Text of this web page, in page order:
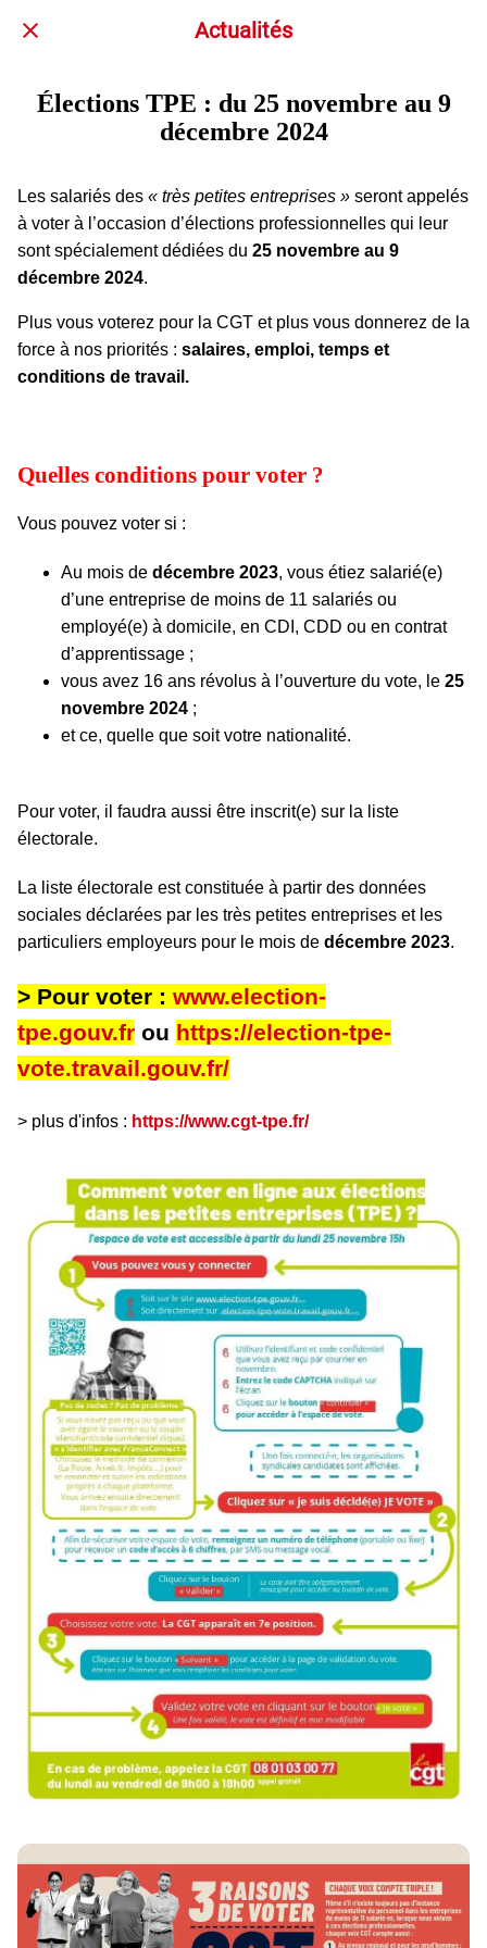
Actualités
Élections TPE : du 25 novembre au 9
décembre 2024
Les salariés des « très petites entreprises » seront appelés
à voter à l’occasion d’élections professionnelles qui leur
sont spécialement dédiées du 25 novembre au 9
décembre 2024.
Plus vous voterez pour la CGT et plus vous donnerez de la
force à nos priorités : salaires, emploi, temps et
conditions de travail.
Quelles conditions pour voter ?
Vous pouvez voter si :
Au mois de décembre 2023, vous étiez salarié(e)
d’une entreprise de moins de 11 salariés ou
employé(e) à domicile, en CDI, CDD ou en contrat
d’apprentissage ;
vous avez 16 ans révolus à l’ouverture du vote, le 25
novembre 2024 ;
et ce, quelle que soit votre nationalité.
Pour voter, il faudra aussi être inscrit(e) sur la liste
électorale.
La liste électorale est constituée à partir des données
sociales déclarées par les très petites entreprises et les
particuliers employeurs pour le mois de décembre 2023.
> Pour voter : www.election-
tpe.gouv.fr ou https://election-tpe-
vote.travail.gouv.fr/
> plus d'infos : https://www.cgt-tpe.fr/